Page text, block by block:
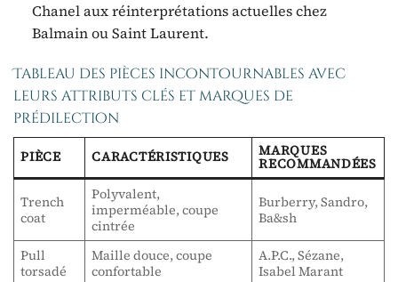
Chanel aux réinterprétations actuelles chez
Balmain ou Saint Laurent.
Tableau des pièces incontournables avec
leurs attributs clés et marques de
prédilection
PIÈCE CARACTÉRISTIQUES MARQUES
RECOMMANDÉES
Trench
coat
Polyvalent,
imperméable, coupe
cintrée
Burberry, Sandro,
Ba&sh
Pull
torsadé
Maille douce, coupe
confortable
A.P.C., Sézane,
Isabel Marant